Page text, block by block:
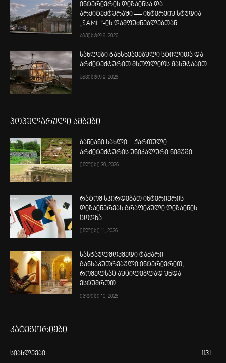
ინტერიერის დიზაინსა და
არქიტექტურაში — ინტერვიუ სტუდია
„SAMI_“-ის დამფუძნებლებთან
აგვისტო 9, 2026
სახლები განსხვავებული სტილითა და
არქიტექტურით მსოფლიოს მასშტაბით
აგვისტო 9, 2026
პოპულარული ამბები
ბანიანი სახლი – ქართული
არქიტექტურის უნიკალური ნიმუში
ივლისი 30, 2026
რატომ სჭირდებათ ინტერიერის
დიზაინერებს გრაფიკული დიზაინის
ცოდნა
ივლისი 11, 2026
სასწაულმოქმედი ტაძარი
განსაკუთრებული ინტერიერით,
რომელსაც აუცილებლად უნდა
ესტუმროთ…
ივლისი 10, 2026
კატეგორიები
სიახლეები 1131